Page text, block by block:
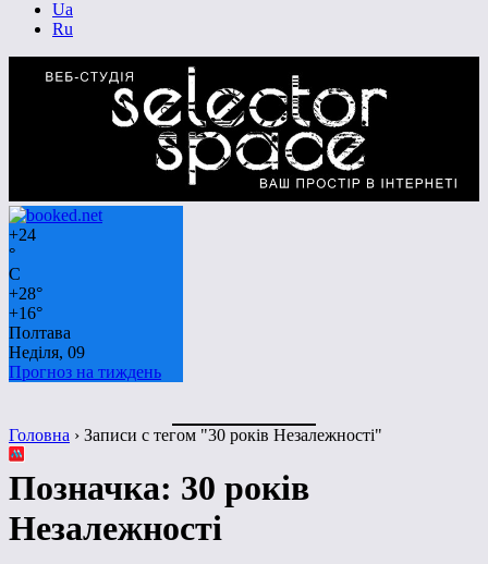
Ua
Ru
+24
°
C
+28°
+16°
Полтава
Неділя, 09
Прогноз на тиждень
Головна › Записи с тегом "30 років Незалежності"
Позначка: 30 років
Незалежності